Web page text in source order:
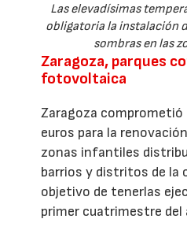
Las elevadísimas
obligatoria la instalación
sombras en las
Zaragoza, parques
fotovoltaica
Zaragoza comprometió
euros para la
zonas infantiles
barrios y distritos de la
objetivo de tenerlas
primer cuatrimestre del